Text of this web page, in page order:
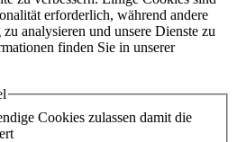
erforderlich, während andere
analysieren und unsere Dienste zu
finden Sie in unserer
Cookies zulassen damit die